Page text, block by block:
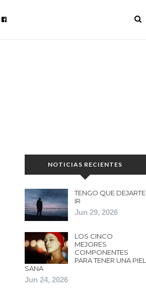
NOTICIAS RECIENTES
TENGO QUE DEJARTE
IR
Jun 29, 2026
LOS CINCO
MEJORES
COMPONENTES
PARA TENER UNA PIEL
SANA
Jun 24, 2026